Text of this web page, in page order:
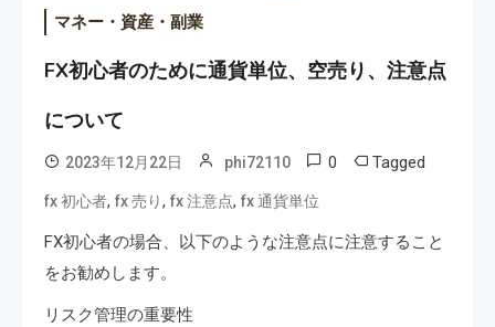
マネー・資産・副業
FX初心者のために通貨単位、空売り、注意点
について
2023年12月22日 phi72110 0 Tagged
fx 初心者, fx 売り, fx 注意点, fx 通貨単位
FX初心者の場合、以下のような注意点に注意すること
をお勧めします。
リスク管理の重要性